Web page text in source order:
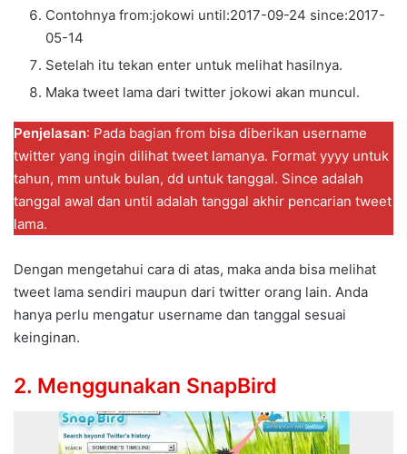
Contohnya from:jokowi until:2017-09-24 since:2017-
05-14
Setelah itu tekan enter untuk melihat hasilnya.
Maka tweet lama dari twitter jokowi akan muncul.
Penjelasan: Pada bagian from bisa diberikan username
twitter yang ingin dilihat tweet lamanya. Format yyyy untuk
tahun, mm untuk bulan, dd untuk tanggal. Since adalah
tanggal awal dan until adalah tanggal akhir pencarian tweet
lama.
Dengan mengetahui cara di atas, maka anda bisa melihat
tweet lama sendiri maupun dari twitter orang lain. Anda
hanya perlu mengatur username dan tanggal sesuai
keinginan.
2. Menggunakan SnapBird